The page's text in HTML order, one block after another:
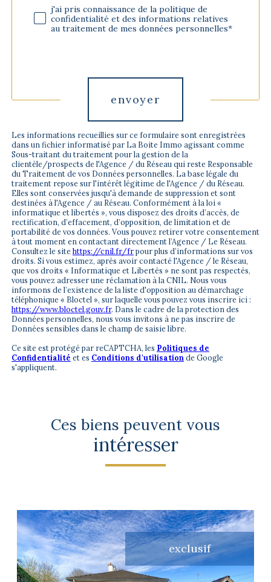
j'ai pris connaissance de la politique de
confidentialité et des informations relatives
au traitement de mes données personnelles*
envoyer
Les informations recueillies sur ce formulaire sont enregistrées
dans un fichier informatisé par La Boite Immo agissant comme
Sous-traitant du traitement pour la gestion de la
clientèle/prospects de l'Agence / du Réseau qui reste Responsable
du Traitement de vos Données personnelles. La base légale du
traitement repose sur l'intérêt légitime de l'Agence / du Réseau.
Elles sont conservées jusqu'à demande de suppression et sont
destinées à l'Agence / au Réseau. Conformément à la loi «
informatique et libertés », vous disposez des droits d’accès, de
rectification, d’effacement, d’opposition, de limitation et de
portabilité de vos données. Vous pouvez retirer votre consentement
à tout moment en contactant directement l’Agence / Le Réseau.
Consultez le sitehttps://cnil.fr/frpour plus d’informations sur vos
droits. Si vous estimez, après avoir contacté l'Agence / le Réseau,
que vos droits « Informatique et Libertés » ne sont pas respectés,
vous pouvez adresser une réclamation à la CNIL. Nous vous
informons de l’existence de la liste d'opposition au démarchage
téléphonique « Bloctel », sur laquelle vous pouvez vous inscrire ici :
https://www.bloctel.gouv.fr. Dans le cadre de la protection des
Données personnelles, nous vous invitons à ne pas inscrire de
Données sensibles dans le champ de saisie libre.
Ce site est protégé par reCAPTCHA, les Politiques de
Confidentialité et es Conditions d'utilisation de Google
s'appliquent.
Ces biens peuvent vous
intéresser
exclusif